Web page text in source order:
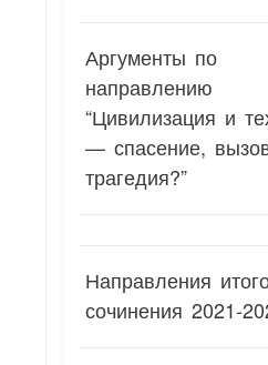
Аргументы по
направлению
“Цивилизация и
— спасение,
трагедия?”
Направления
сочинения 2021-